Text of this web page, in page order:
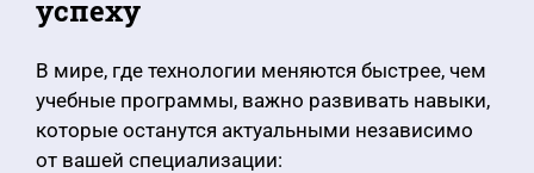
успеху
В мире, где технологии меняются быстрее, чем
учебные программы, важно развивать навыки,
которые останутся актуальными независимо
от вашей специализации: